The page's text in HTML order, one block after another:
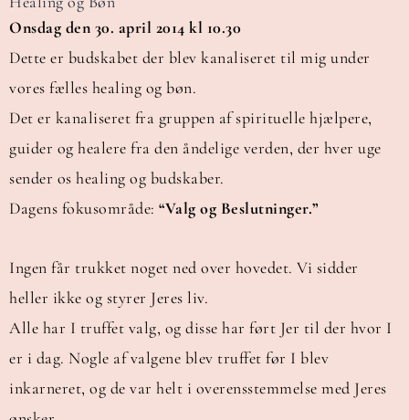
Onsdag den 30. april 2014 kl 10.30
Dette er budskabet der blev kanaliseret til mig under
vores fælles healing og bøn.
Det er kanaliseret fra gruppen af spirituelle hjælpere,
guider og healere fra den åndelige verden, der hver uge
sender os healing og budskaber.
Dagens fokusområde: “Valg og Beslutninger.”
Ingen får trukket noget ned over hovedet. Vi sidder
heller ikke og styrer Jeres liv.
Alle har I truffet valg, og disse har ført Jer til der hvor I
er i dag. Nogle af valgene blev truffet før I blev
inkarneret, og de var helt i overensstemmelse med Jeres